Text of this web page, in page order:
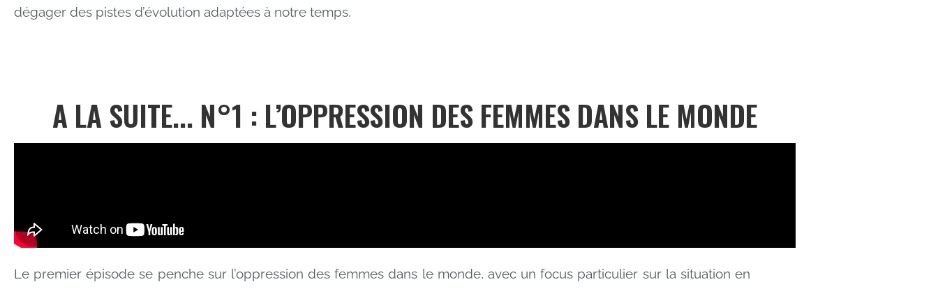
dégager des pistes d’évolution adaptées à notre temps.
A LA SUITE... N°1 : L’OPPRESSION DES FEMMES DANS LE MONDE
Le premier épisode se penche sur l’oppression des femmes dans le monde, avec un focus particulier sur la situation en